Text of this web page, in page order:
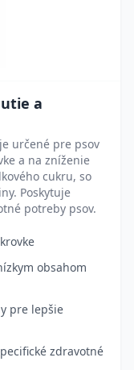
a
určené pre psov
a na zníženie
cukru, so
Poskytuje
potreby psov.
obsahom
pre lepšie
zdravotné